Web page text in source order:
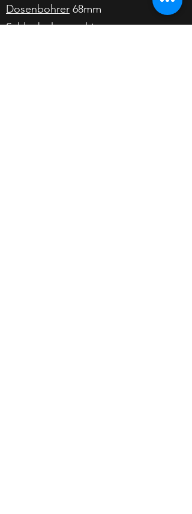
Dosenbohrer 68mm
Schlagbohrmaschine